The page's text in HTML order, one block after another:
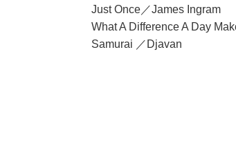
Just Once／James Ingram
What A Difference A Day
Samurai ／Djavan